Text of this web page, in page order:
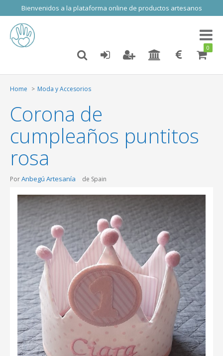
Bienvenidos a la plataforma online de productos artesanos
Toggle
0
Home Moda y Accesorios
Corona de
cumpleaños puntitos
rosa
PorAnbegú Artesanía de Spain